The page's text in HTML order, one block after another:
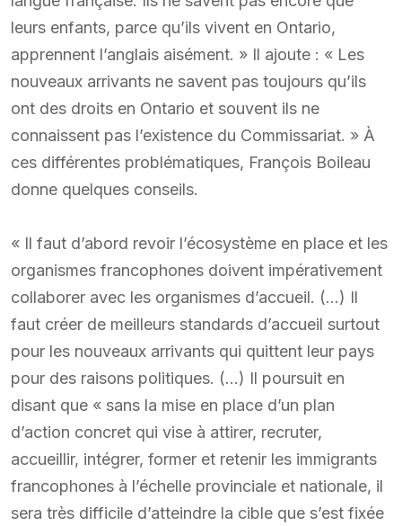
leurs enfants, parce qu’ils vivent en Ontario,
apprennent l’anglais aisément. » Il ajoute : « Les
nouveaux arrivants ne savent pas toujours qu’ils
ont des droits en Ontario et souvent ils ne
connaissent pas l’existence du Commissariat. » À
ces différentes problématiques, François Boileau
donne quelques conseils.
« Il faut d’abord revoir l’écosystème en place et les
organismes francophones doivent impérativement
collaborer avec les organismes d’accueil. (…) Il
faut créer de meilleurs standards d’accueil surtout
pour les nouveaux arrivants qui quittent leur pays
pour des raisons politiques. (…) Il poursuit en
disant que « sans la mise en place d’un plan
d’action concret qui vise à attirer, recruter,
accueillir, intégrer, former et retenir les immigrants
francophones à l’échelle provinciale et nationale, il
sera très difficile d’atteindre la cible que s’est fixée